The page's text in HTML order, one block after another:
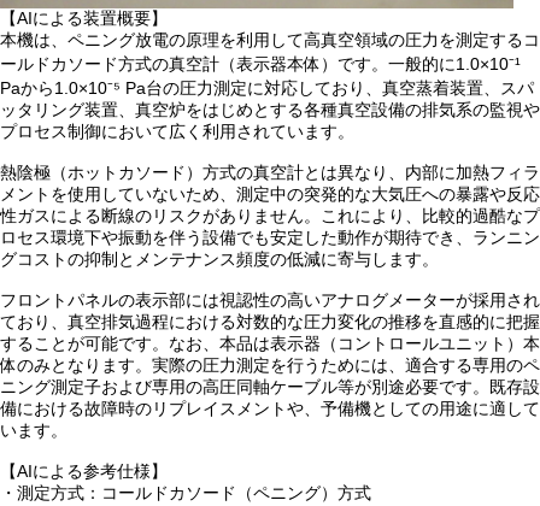
【AIによる装置概要】
本機は、ペニング放電の原理を利用して高真空領域の圧力を測定するコ
ールドカソード方式の真空計（表示器本体）です。一般的に1.0×10⁻¹
Paから1.0×10⁻⁵ Pa台の圧力測定に対応しており、真空蒸着装置、スパ
ッタリング装置、真空炉をはじめとする各種真空設備の排気系の監視や
プロセス制御において広く利用されています。
熱陰極（ホットカソード）方式の真空計とは異なり、内部に加熱フィラ
メントを使用していないため、測定中の突発的な大気圧への暴露や反応
性ガスによる断線のリスクがありません。これにより、比較的過酷なプ
ロセス環境下や振動を伴う設備でも安定した動作が期待でき、ランニン
グコストの抑制とメンテナンス頻度の低減に寄与します。
フロントパネルの表示部には視認性の高いアナログメーターが採用され
ており、真空排気過程における対数的な圧力変化の推移を直感的に把握
することが可能です。なお、本品は表示器（コントロールユニット）本
体のみとなります。実際の圧力測定を行うためには、適合する専用のペ
ニング測定子および専用の高圧同軸ケーブル等が別途必要です。既存設
備における故障時のリプレイスメントや、予備機としての用途に適して
います。
【AIによる参考仕様】
・測定方式：コールドカソード（ペニング）方式